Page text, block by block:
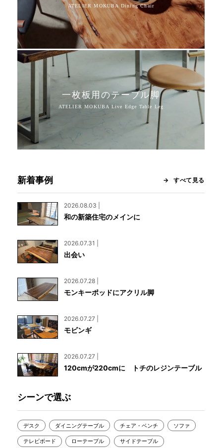
一枚板用のテーブル脚
新着事例 すべて見る
2026.08.03 |
和の新築住宅のメインに
2026.07.31 |
出会い
2026.07.28 |
モンキーポッドにアクリル脚
2026.07.27 |
モビンギ
2026.07.27 |
120cmが220cmに トチのレジンテーブル
シーンで選ぶ
デスク ダイニングテーブル チェア・ベンチ ソファ
テレビボード ローテーブル サイドテーブル